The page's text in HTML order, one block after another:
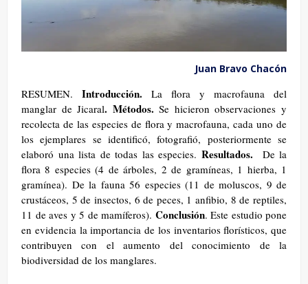
Juan Bravo Chacón
RESUMEN. Introducción. La flora y macrofauna del
manglar de Jicaral. Métodos.Se hicieron observaciones y
recolecta de las especies de flora y macrofauna, cada uno de
los ejemplares se identificó, fotografió, posteriormente se
elaboró una lista de todas las especies. Resultados. De la
flora 8 especies (4 de árboles, 2 de gramíneas, 1 hierba, 1
gramínea). De la fauna 56 especies (11 de moluscos, 9 de
crustáceos, 5 de insectos, 6 de peces, 1 anfibio, 8 de reptiles,
11 de aves y 5 de mamíferos). Conclusión. Este estudio pone
en evidencia la importancia de los inventarios florísticos, que
contribuyen con el aumento del conocimiento de la
biodiversidad de los manglares.